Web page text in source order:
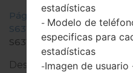
Página principal → Galaxy
S6312
→GT-
Descargue la última
estadísticas
- Modelo de
especificas para
estadísticas
-Imagen de